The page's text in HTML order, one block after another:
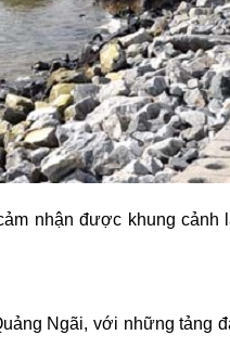
nhận được khung cảnh
Ngãi, với những tảng